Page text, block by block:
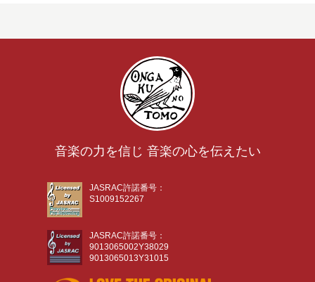
音楽の力を信じ 音楽の心を伝えたい
JASRAC許諾番号：
S1009152267
JASRAC許諾番号：
9013065002Y38029
9013065013Y31015